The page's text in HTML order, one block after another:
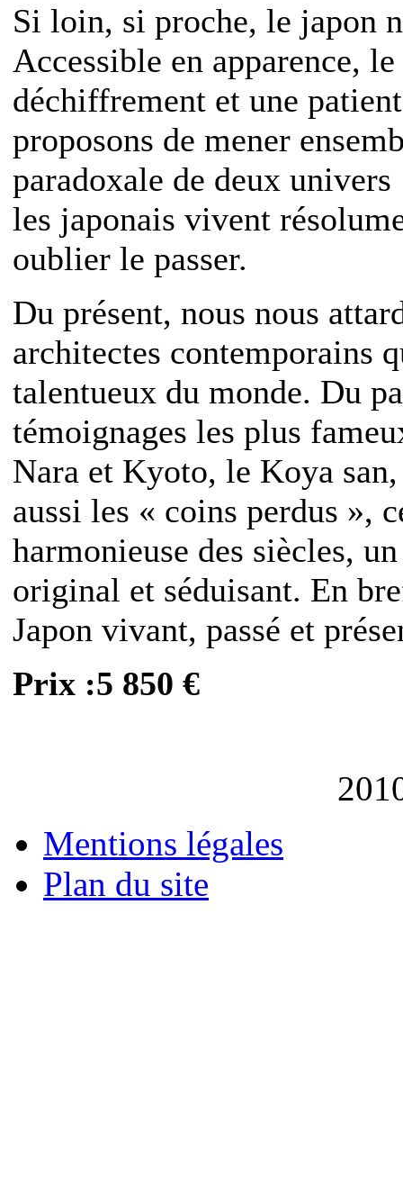
Si loin, si proche, le japon
Accessible en apparence,
déchiffrement et une
proposons de mener
paradoxale de deux
les japonais vivent
oublier le passer.
Du présent, nous nous
architectes contemporains
talentueux du monde. Du
témoignages les plus
Nara et Kyoto, le Koya
aussi les « coins perdus »,
harmonieuse des siècles,
original et séduisant. En
Japon vivant, passé et
Prix :5 850 €
Mentions légales
Plan du site